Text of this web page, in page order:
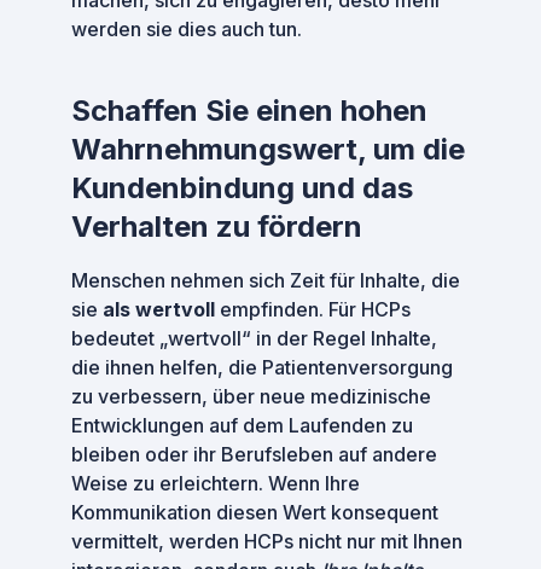
werden sie dies auch tun.
Schaffen Sie einen hohen
Wahrnehmungswert, um die
Kundenbindung und das
Verhalten zu fördern
Menschen nehmen sich Zeit für Inhalte, die
sie als wertvoll empfinden. Für HCPs
bedeutet „wertvoll“ in der Regel Inhalte,
die ihnen helfen, die Patientenversorgung
zu verbessern, über neue medizinische
Entwicklungen auf dem Laufenden zu
bleiben oder ihr Berufsleben auf andere
Weise zu erleichtern. Wenn Ihre
Kommunikation diesen Wert konsequent
vermittelt, werden HCPs nicht nur mit Ihnen